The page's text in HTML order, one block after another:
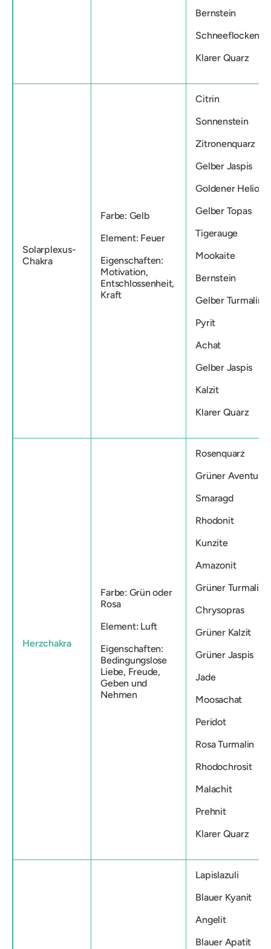
Bernstein
Klarer Quarz
Solarplexus-
Chakra
Farbe: Gelb
Element: Feuer
Eigenschaften:
Motivation,
Entschlossenheit,
Kraft
Citrin
Sonnenstein
Zitronenquarz
Gelber Jaspis
Goldener
Gelber Topas
Tigerauge
Mookaite
Bernstein
Gelber Turmalin
Pyrit
Achat
Gelber Jaspis
Kalzit
Klarer Quarz
Herzchakra
Farbe: Grün oder
Rosa
Element: Luft
Eigenschaften:
Bedingungslose
Liebe, Freude,
Geben und
Nehmen
Rosenquarz
Grüner Aventurin
Smaragd
Rhodonit
Kunzite
Amazonit
Grüner Turmalin
Chrysopras
Grüner Kalzit
Grüner Jaspis
Jade
Moosachat
Peridot
Rosa Turmalin
Rhodochrosit
Malachit
Prehnit
Klarer Quarz
Lapislazuli
Blauer Kyanit
Angelit
Blauer Apatit